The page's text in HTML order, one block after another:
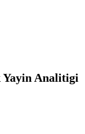
Analitigi